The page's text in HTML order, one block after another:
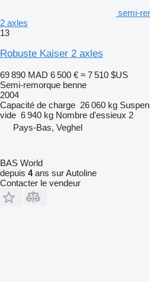
semi-
2 axles
13
Robuste Kaiser 2 axles
69 890 MAD 6 500 € ≈ 7 510 $US
Semi-remorque benne
2004
Capacité de charge 26 060 kg
vide 6 940 kg Nombre d'essieux 2
Pays-Bas, Veghel
BAS World
depuis 4ans sur Autoline
Contacter le vendeur